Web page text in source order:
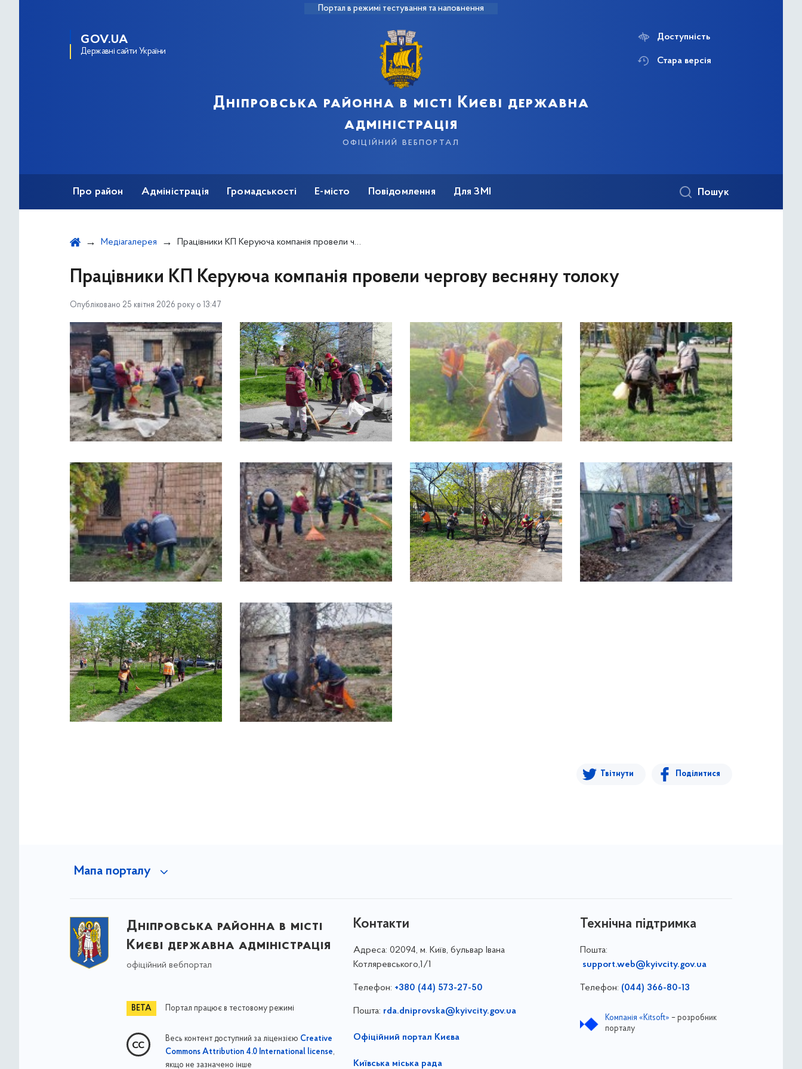
Портал в режимі тестування та наповнення
GOV.UA
Державні сайти України
Дніпровська районна в місті Києві державна
адміністрація
офіційний вебпортал
Доступність
Стара версія
Про район Адміністрація Громадськості Е-місто Повідомлення Для ЗМІ Пошук
Медіагалерея Працівники КП Керуюча компанія провели чергову весняну толоку
Працівники КП Керуюча компанія провели чергову весняну толоку
Опубліковано 25 квітня 2026 року о 13:47
Твітнути Поділитися
Мапа порталу
Дніпровська районна в місті
Києві державна адміністрація
офіційний вебпортал
Портал працює в тестовому режимі
Весь контент доступний за ліцензією Creative
Commons Attribution 4.0 International license,
якщо не зазначено інше
Контакти
Адреса: 02094, м. Київ, бульвар Івана
Котляревського,1/1
Телефон: +380 (44) 573-27-50
Пошта: rda.dniprovska@kyivcity.gov.ua
Офіційний портал Києва
Київська міська рада
Технічна підтримка
Пошта:
support.web@kyivcity.gov.ua
Телефон: (044) 366-80-13
Компанія «Kitsoft» – розробник
порталу